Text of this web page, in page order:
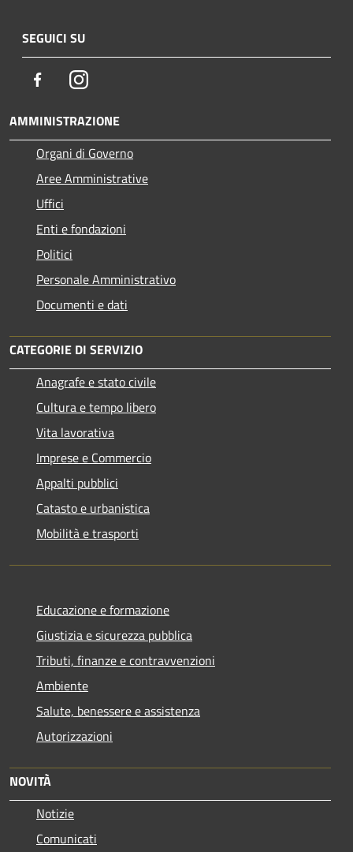
SEGUICI SU
FacebookInstagram
AMMINISTRAZIONE
Organi di Governo
Aree Amministrative
Uffici
Enti e fondazioni
Politici
Personale Amministrativo
Documenti e dati
CATEGORIE DI SERVIZIO
Anagrafe e stato civile
Cultura e tempo libero
Vita lavorativa
Imprese e Commercio
Appalti pubblici
Catasto e urbanistica
Mobilità e trasporti
Educazione e formazione
Giustizia e sicurezza pubblica
Tributi, finanze e contravvenzioni
Ambiente
Salute, benessere e assistenza
Autorizzazioni
NOVITÀ
Notizie
Comunicati